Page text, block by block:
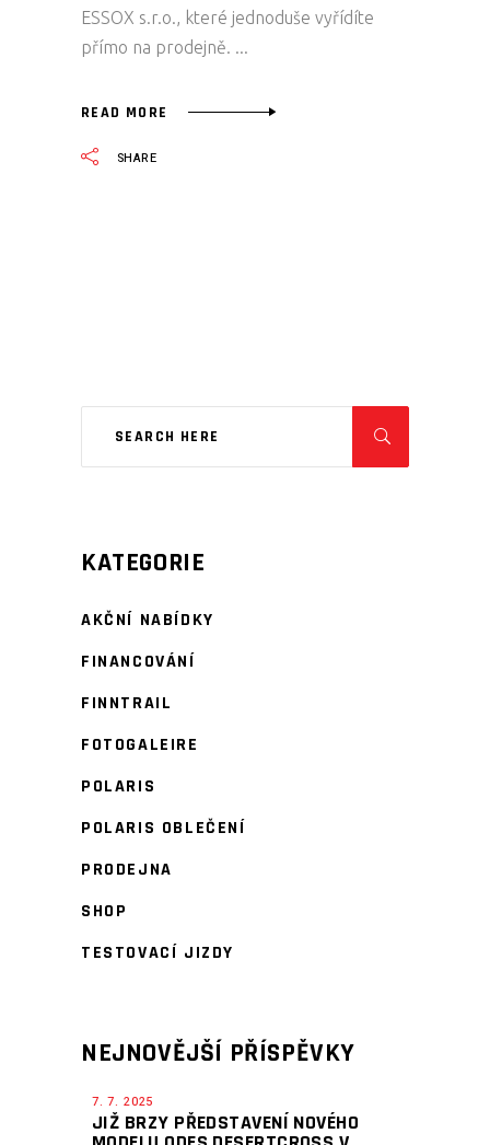
ESSOX s.r.o., které jednoduše vyřídíte
přímo na prodejně.
READ MORE
SHARE
KATEGORIE
AKČNÍ NABÍDKY
FINANCOVÁNÍ
FINNTRAIL
FOTOGALEIRE
POLARIS
POLARIS OBLEČENÍ
PRODEJNA
SHOP
TESTOVACÍ JIZDY
NEJNOVĚJŠÍ PŘÍSPĚVKY
7. 7. 2025
JIŽ BRZY PŘEDSTAVENÍ NOVÉHO